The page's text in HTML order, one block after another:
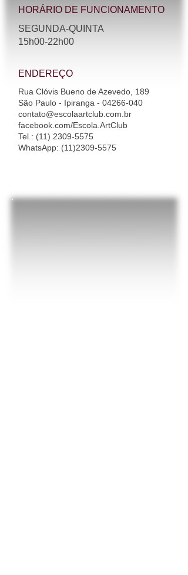
HORÁRIO DE FUNCIONAMENTO
SEGUNDA-QUINTA
15h00-22h00​
ENDEREÇO
Rua Clóvis Bueno de Azevedo, 189
São Paulo - Ipiranga - 04266-040
contato@escolaartclub.com.br
facebook.com/Escola.ArtClub
Tel. : (11) 2309-5575
WhatsApp: (11)2309-5575